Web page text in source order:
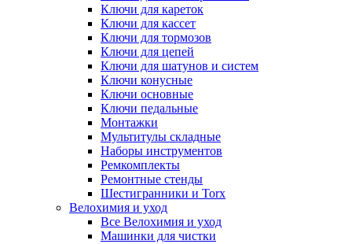
Ключи для кареток
Ключи для кассет
Ключи для тормозов
Ключи для цепей
Ключи для шатунов и систем
Ключи конусные
Ключи основные
Ключи педальные
Монтажки
Мультитулы складные
Наборы инструментов
Ремкомплекты
Ремонтные стенды
Шестигранники и Torx
Велохимия и уход
Все Велохимия и уход
Машинки для чистки